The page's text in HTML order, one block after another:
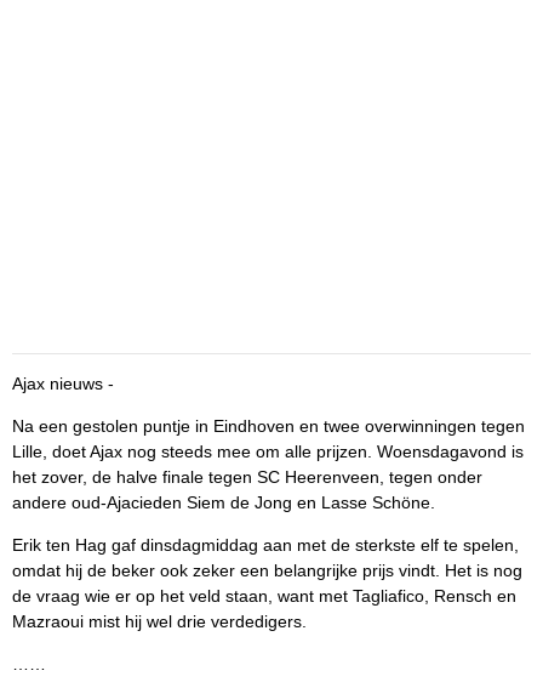
Ajax nieuws -
Na een gestolen puntje in Eindhoven en twee overwinningen tegen
Lille, doet Ajax nog steeds mee om alle prijzen. Woensdagavond is
het zover, de halve finale tegen SC Heerenveen, tegen onder
andere oud-Ajacieden Siem de Jong en Lasse Schöne.
Erik ten Hag gaf dinsdagmiddag aan met de sterkste elf te spelen,
omdat hij de beker ook zeker een belangrijke prijs vindt. Het is nog
de vraag wie er op het veld staan, want met Tagliafico, Rensch en
Mazraoui mist hij wel drie verdedigers.